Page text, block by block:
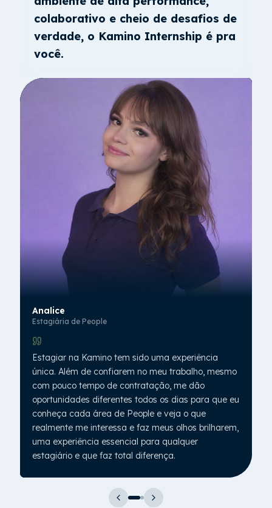
colaborativo e cheio de desafios de
verdade, o Kamino Internship é pra
você.
Analice
Estagiária de People
Estagiar na Kamino tem sido uma experiência
única. Além de confiarem no meu trabalho, mesmo
com pouco tempo de contratação, me dão
oportunidades diferentes todos os dias para que eu
conheça cada área de People e veja o que
realmente me interessa e faz meus olhos brilharem,
uma experiência essencial para qualquer
estagiário e que faz total diferença.